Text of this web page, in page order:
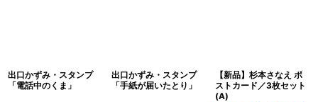
出口かずみ・スタンプ
「電話中のくま」
出口かずみ・スタンプ
「手紙が届いたとり」
【新品】杉本さなえ ポ
ストカード／3枚セット
(A)